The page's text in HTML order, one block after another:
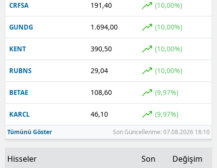
CRFSA 191,40 (10,00%)
GUNDG 1.694,00 (10,00%)
KENT 390,50 (10,00%)
RUBNS 29,04 (10,00%)
BETAE 108,60 (9,97%)
KARCL 46,10 (9,97%)
Tümünü Göster Son Güncellenme: 07.08.2026 18:10
Hisseler Son Değişim